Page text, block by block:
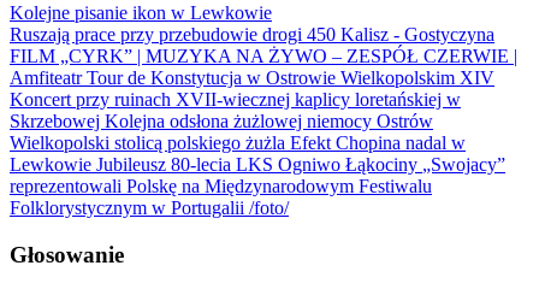
Kolejne pisanie ikon w Lewkowie
Ruszają prace przy przebudowie drogi 450 Kalisz - Gostyczyna
FILM „CYRK” | MUZYKA NA ŻYWO – ZESPÓŁ CZERWIE |
AmfiteatrTour de Konstytucja w Ostrowie Wielkopolskim XIV
Koncert przy ruinach XVII-wiecznej kaplicy loretańskiej w
Skrzebowej Kolejna odsłona żużlowej niemocy Ostrów
Wielkopolski stolicą polskiego żużla Efekt Chopina nadal w
Lewkowie Jubileusz 80-lecia LKS Ogniwo Łąkociny „Swojacy”
reprezentowali Polskę na Międzynarodowym Festiwalu
Folklorystycznym w Portugalii /foto/
Głosowanie